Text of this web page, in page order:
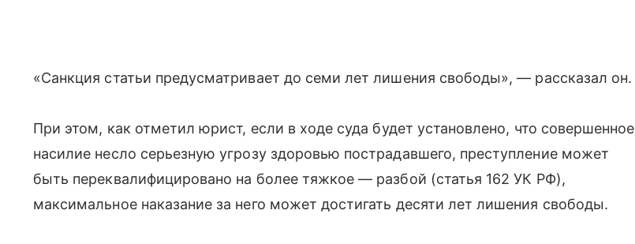
«Санкция статьи предусматривает до семи лет лишения свободы», — рассказал он.
При этом, как отметил юрист, если в ходе суда будет установлено, что совершенное
насилие несло серьезную угрозу здоровью пострадавшего, преступление может
быть переквалифицировано на более тяжкое — разбой (статья 162 УК РФ),
максимальное наказание за него может достигать десяти лет лишения свободы.